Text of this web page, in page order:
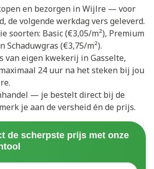
en bezorgen in Wijlre — voor
de volgende werkdag vers geleverd.
soorten: Basic (€3,05/m²), Premium
Schaduwgras (€3,75/m²).
van eigen kwekerij in Gasselte,
24 uur na het steken bij jou
— je bestelt direct bij de
je aan de versheid én de prijs.
de scherpste prijs met onze
meter